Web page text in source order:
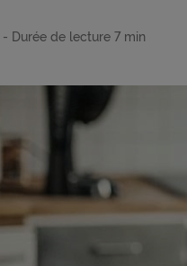
- Durée de lecture 7 min